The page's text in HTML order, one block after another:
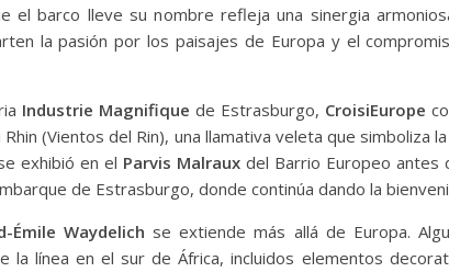
el barco lleve su nombre refleja una sinergia
la pasión por los paisajes de Europa y el
Industrie Magnifique de Estrasburgo, CroisiEurope
(Vientos del Rin), una llamativa veleta que simboliza
exhibió en el Parvis Malraux del Barrio Europeo antes
de Estrasburgo, donde continúa dando la
Émile Waydelich se extiende más allá de Europa.
la línea en el sur de África, incluidos elementos